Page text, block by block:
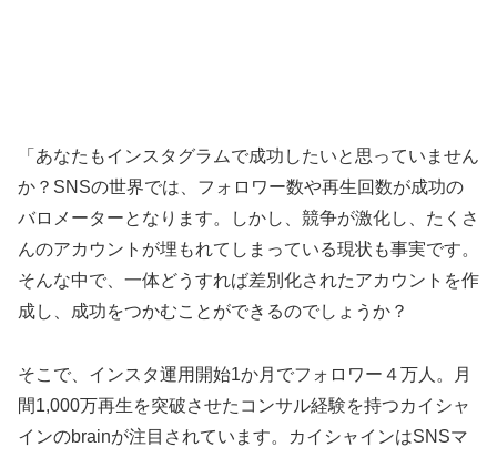
「あなたもインスタグラムで成功したいと思っていません
か？SNSの世界では、フォロワー数や再生回数が成功の
バロメーターとなります。しかし、競争が激化し、たくさ
んのアカウントが埋もれてしまっている現状も事実です。
そんな中で、一体どうすれば差別化されたアカウントを作
成し、成功をつかむことができるのでしょうか？
そこで、インスタ運用開始1か月でフォロワー４万人。月
間1,000万再生を突破させたコンサル経験を持つカイシャ
インのbrainが注目されています。カイシャインはSNSマ